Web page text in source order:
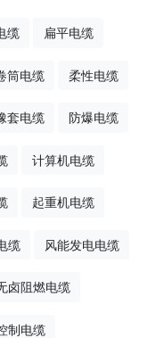
缆 扁平电缆
筒电缆 柔性电缆
套电缆 防爆电缆
计算机电缆
起重机电缆
缆 风能发电电缆
卤阻燃电缆
制电缆